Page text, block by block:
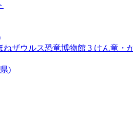
ねザウルス恐竜博物館 3 けん竜・
)